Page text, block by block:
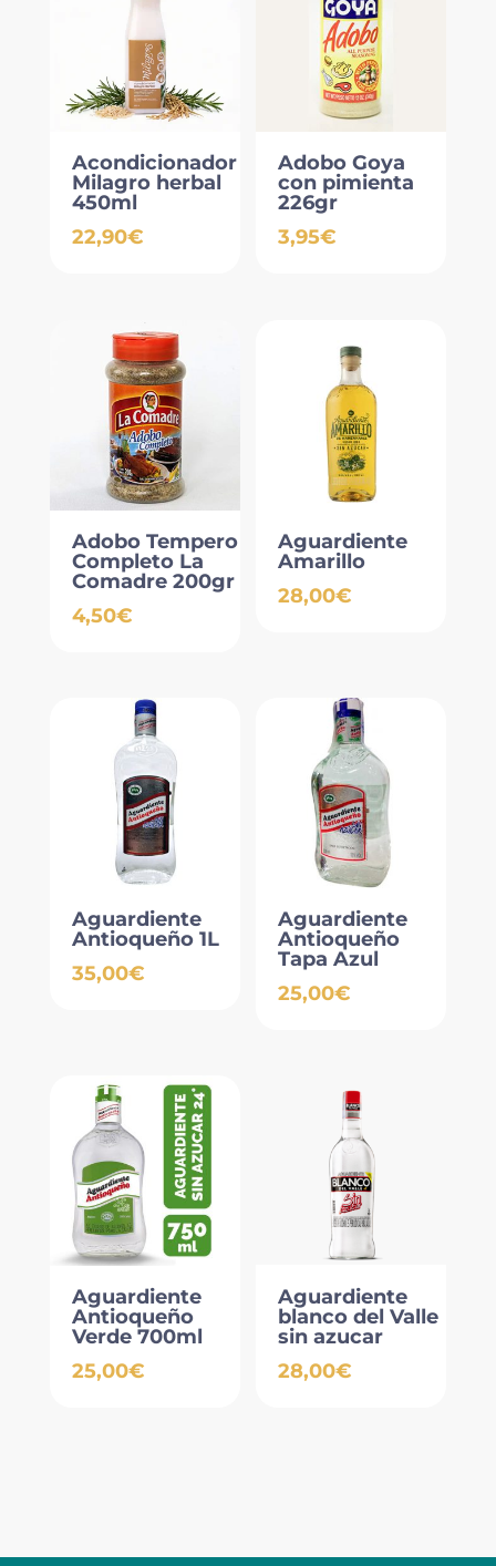
Acondicionador
Milagro herbal
450ml
22,90€
Adobo Goya
con pimienta
226gr
3,95€
Adobo Tempero
Completo La
Comadre 200gr
4,50€
Aguardiente
Amarillo
28,00€
Aguardiente
Antioqueño 1L
35,00€
Aguardiente
Antioqueño
Tapa Azul
25,00€
Aguardiente
Antioqueño
Verde 700ml
25,00€
Aguardiente
blanco del Valle
sin azucar
28,00€